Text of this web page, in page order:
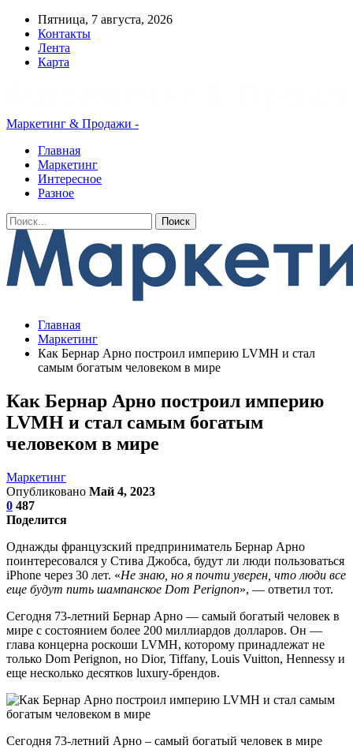
Пятница, 7 августа, 2026
Контакты
Лента
Карта
Маркетинг & Продажи -
Главная
Маркетинг
Интересное
Разное
Главная
Маркетинг
Как Бернар Арно построил империю LVMH и стал
самым богатым человеком в мире
Как Бернар Арно построил империю
LVMH и стал самым богатым
человеком в мире
Маркетинг
Опубликовано Май 4, 2023
0 487
Поделится
Однажды французский предприниматель Бернар Арно
поинтересовался у Стива Джобса, будут ли люди пользоваться
iPhone через 30 лет. «Не знаю, но я почти уверен, что люди все
еще будут пить шампанское Dom Perignon», — ответил тот.
Сегодня 73-летний Бернар Арно — самый богатый человек в
мире с состоянием более 200 миллиардов долларов. Он —
глава концерна роскоши LVMH, которому принадлежат не
только Dom Perignon, но Dior, Tiffany, Louis Vuitton, Hennessy и
еще несколько десятков luxury-брендов.
Сегодня 73-летний Арно – самый богатый человек в мире